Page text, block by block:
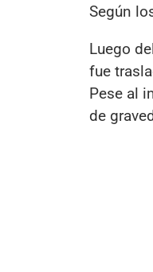
Según
Luego
fue
Pese al
de